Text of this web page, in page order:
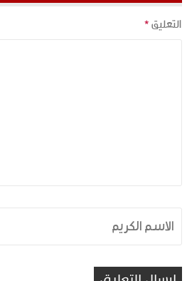
التعليق*